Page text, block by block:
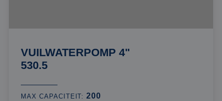
VUILWATERPOMP 4"
530.5
MAX CAPACITEIT:200